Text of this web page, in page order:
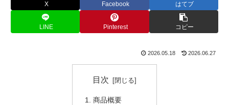
X Facebook はてブ
LINE Pinterest コピー
2026.05.18 2026.06.27
目次
商品概要